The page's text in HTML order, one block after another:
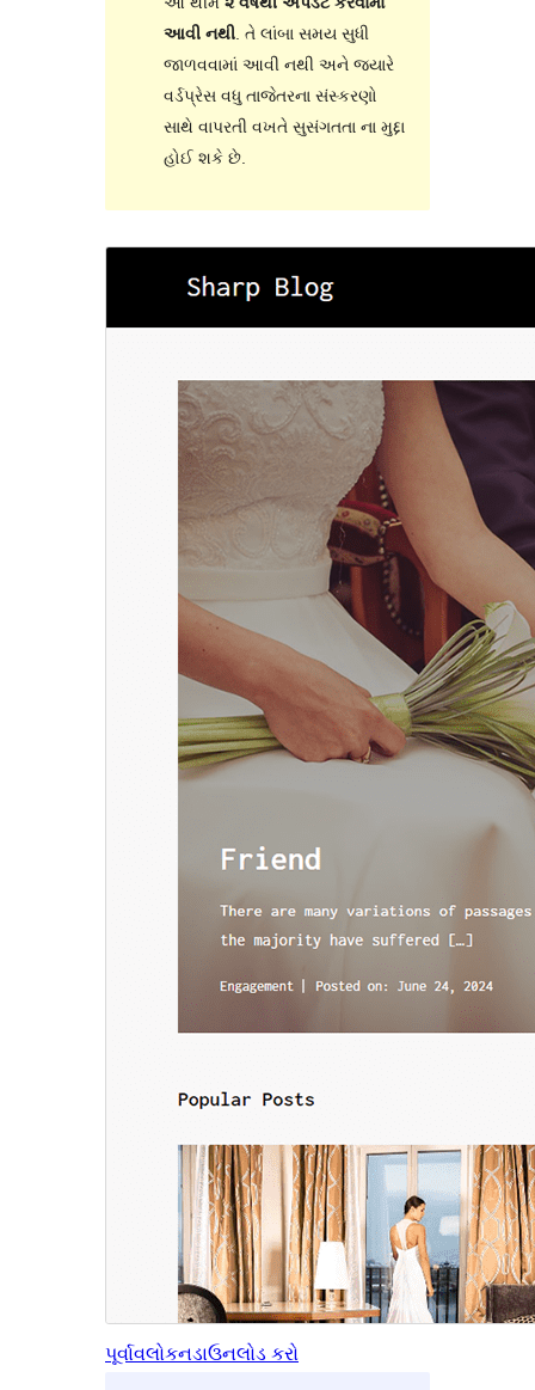
આવી નથી. તે લાંબા સમય સુધી
જાળવવામાં આવી નથી અને જ્યારે
વર્ડપ્રેસ વધુ તાજેતરના સંસ્કરણો
સાથે વાપરતી વખતે સુસંગતતા ના મુદ્દા
હોઈ શકે છે.
પૂર્વાવલોકનડાઉનલોડ કરો